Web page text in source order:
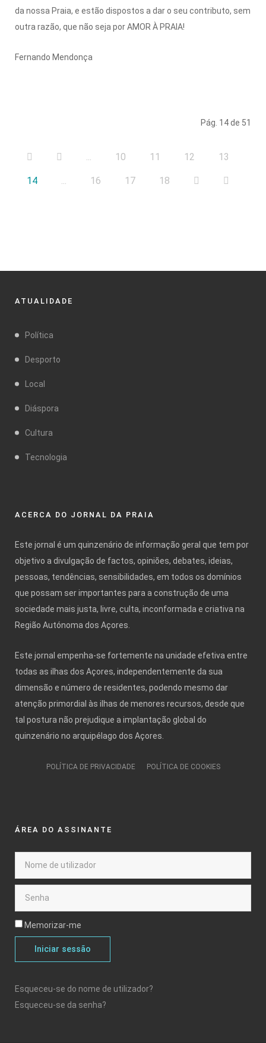
da nossa Praia, e estão dispostos a dar o seu contributo, sem
outra razão, que não seja por AMOR À PRAIA!
Fernando Mendonça
Pág. 14 de 51
... 10 11 12 13
14 ... 16 17 18
ATUALIDADE
Política
Desporto
Local
Diáspora
Cultura
Tecnologia
ACERCA DO JORNAL DA PRAIA
Este jornal é um quinzenário de informação geral que tem por
objetivo a divulgação de factos, opiniões, debates, ideias,
pessoas, tendências, sensibilidades, em todos os domínios
que possam ser importantes para a construção de uma
sociedade mais justa, livre, culta, inconformada e criativa na
Região Autónoma dos Açores.
Este jornal empenha-se fortemente na unidade efetiva entre
todas as ilhas dos Açores, independentemente da sua
dimensão e número de residentes, podendo mesmo dar
atenção primordial às ilhas de menores recursos, desde que
tal postura não prejudique a implantação global do
quinzenário no arquipélago dos Açores.
POLÍTICA DE PRIVACIDADE POLÍTICA DE COOKIES
ÁREA DO ASSINANTE
Memorizar-me
Iniciar sessão
Esqueceu-se do nome de utilizador?
Esqueceu-se da senha?